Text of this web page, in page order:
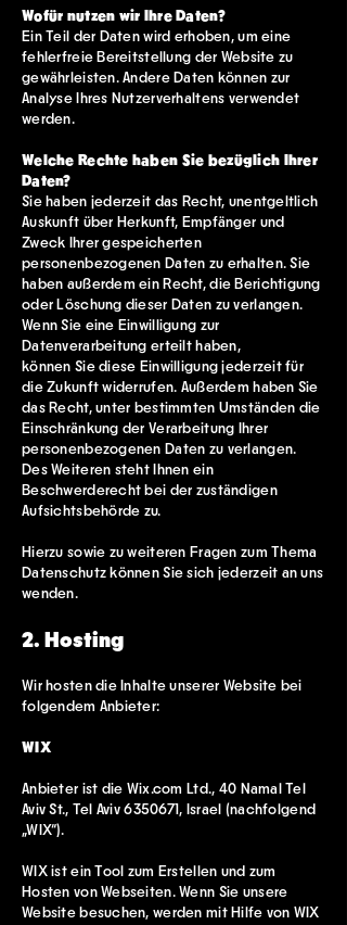
Wofür nutzen wir Ihre Daten?
Ein Teil der Daten wird erhoben, um eine
fehlerfreie Bereitstellung der Website zu
gewährleisten. Andere Daten können zur
Analyse Ihres Nutzerverhaltens verwendet
werden.
Welche Rechte haben Sie bezüglich Ihrer
Daten?
Sie haben jederzeit das Recht, unentgeltlich
Auskunft über Herkunft, Empfänger und
Zweck Ihrer gespeicherten
personenbezogenen Daten zu erhalten. Sie
haben außerdem ein Recht, die Berichtigung
oder Löschung dieser Daten zu verlangen.
Wenn Sie eine Einwilligung zur
Datenverarbeitung erteilt haben,
können Sie diese Einwilligung jederzeit für
die Zukunft widerrufen. Außerdem haben Sie
das Recht, unter bestimmten Umständen die
Einschränkung der Verarbeitung Ihrer
personenbezogenen Daten zu verlangen.
Des Weiteren steht Ihnen ein
Beschwerderecht bei der zuständigen
Aufsichtsbehörde zu.
Hierzu sowie zu weiteren Fragen zum Thema
Datenschutz können Sie sich jederzeit an uns
wenden.
2. Hosting
Wir hosten die Inhalte unserer Website bei
folgendem Anbieter:
WIX
Anbieter ist die Wix.com Ltd., 40 Namal Tel
Aviv St., Tel Aviv6350671, Israel (nachfolgend
„WIX“).
WIX ist ein Tool zum Erstellen und zum
Hosten von Webseiten. Wenn Sie unsere
Website besuchen, werden mit Hilfe von WIX